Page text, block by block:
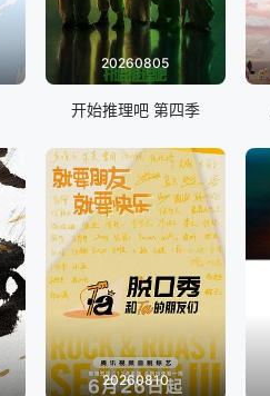
20260805
开始推理吧 第四季
20260810